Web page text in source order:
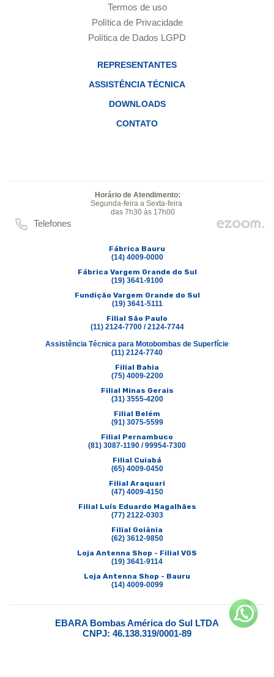
Termos de uso
Política de Privacidade
Política de Dados LGPD
REPRESENTANTES
ASSISTÊNCIA TÉCNICA
DOWNLOADS
CONTATO
Horário de Atendimento:
Segunda-feira a Sexta-feira
das 7h30 às 17h00
Telefones
Fábrica Bauru
(14) 4009-0000
Fábrica Vargem Grande do Sul
(19) 3641-9100
Fundição Vargem Grande do Sul
(19) 3641-5111
Filial São Paulo
(11) 2124-7700 / 2124-7744
Assistência Técnica para Motobombas de Superfície
(11) 2124-7740
Filial Bahia
(75) 4009-2200
Filial Minas Gerais
(31) 3555-4200
Filial Belém
(91) 3075-5599
Filial Pernambuco
(81) 3087-1190 / 99954-7300
Filial Cuiabá
(65) 4009-0450
Filial Araquari
(47) 4009-4150
Filial Luís Eduardo Magalhães
(77) 2122-0303
Filial Goiânia
(62) 3612-9850
Loja Antenna Shop - Filial VGS
(19) 3641-9114
Loja Antenna Shop - Bauru
(14) 4009-0099
EBARA Bombas América do Sul LTDA
CNPJ: 46.138.319/0001-89